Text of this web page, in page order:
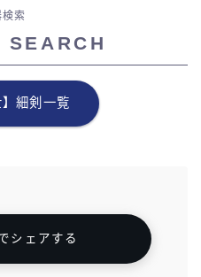
索
SEARCH
】細剣一覧
シェアする